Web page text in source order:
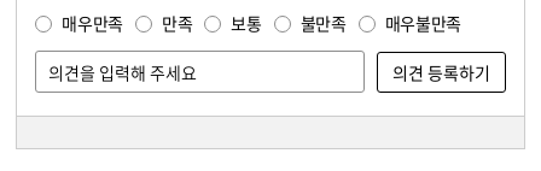
매우만족 만족 보통 불만족 매우불만족